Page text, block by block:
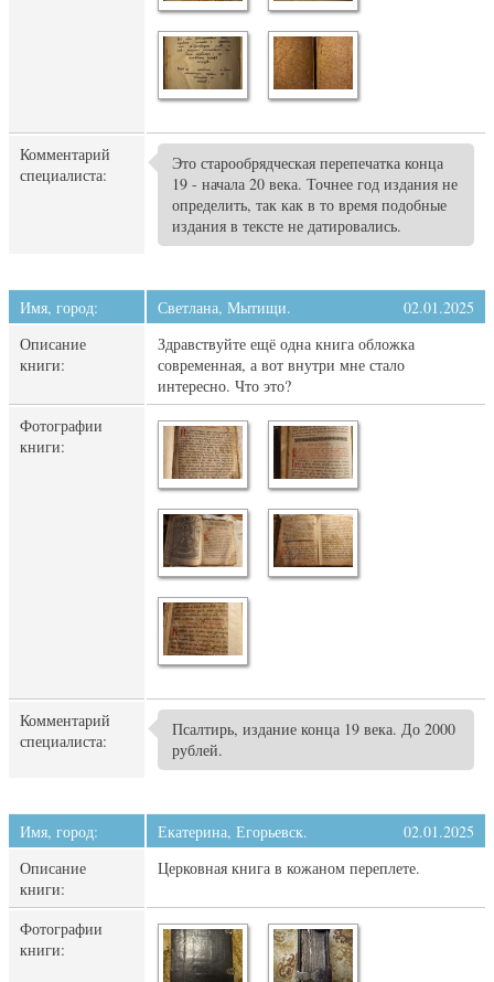
Комментарий
специалиста:
Это старообрядческая перепечатка конца
19 - начала 20 века. Точнее год издания не
определить, так как в то время подобные
издания в тексте не датировались.
Имя, город: Светлана, Мытищи.
02.01.2025
Описание
книги:
Здравствуйте ещё одна книга обложка
современная, а вот внутри мне стало
интересно. Что это?
Фотографии
книги:
Комментарий
специалиста:
Псалтирь, издание конца 19 века. До 2000
рублей.
Имя, город: Екатерина, Егорьевск.
02.01.2025
Описание
книги:
Церковная книга в кожаном переплете.
Фотографии
книги: